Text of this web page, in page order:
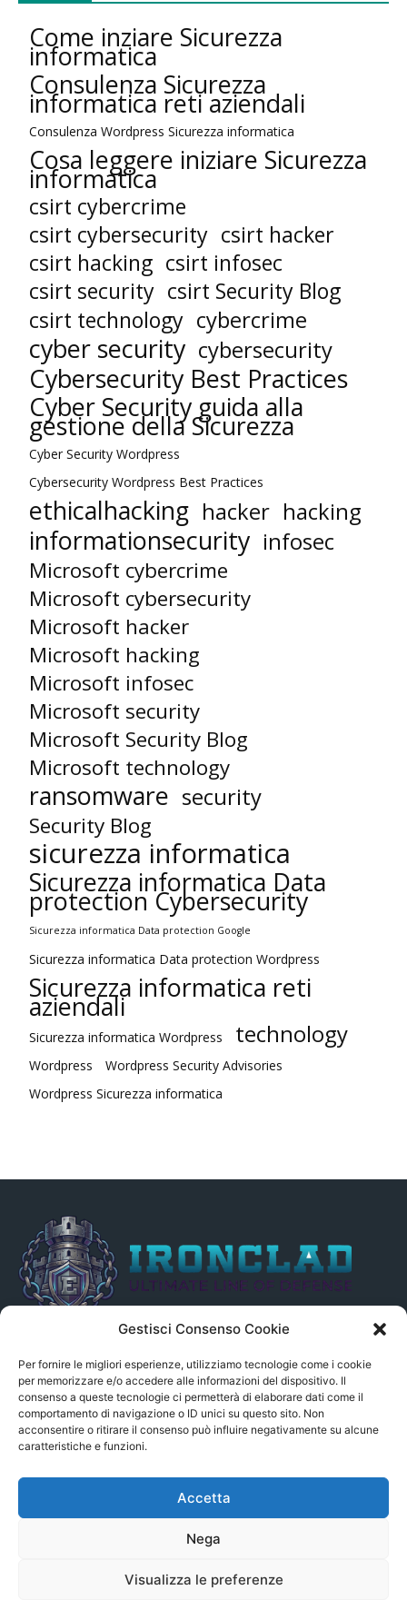
Gestisci Consenso Cookie
Per fornire le migliori esperienze, utilizziamo tecnologie come i cookie
per memorizzare e/o accedere alle informazioni del dispositivo. Il
consenso a queste tecnologie ci permetterà di elaborare dati come il
comportamento di navigazione o ID unici su questo sito. Non
acconsentire o ritirare il consenso può influire negativamente su alcune
caratteristiche e funzioni.
Accetta
Nega
Visualizza le preferenze
Come inziare Sicurezza
informatica
Consulenza Sicurezza
informatica reti aziendali
Consulenza Wordpress Sicurezza informatica
Cosa leggere iniziare Sicurezza
informatica
csirt cybercrime
csirt cybersecurity csirt hacker
csirt hacking csirt infosec
csirt security csirt Security Blog
csirt technology cybercrime
cyber security cybersecurity
Cybersecurity Best Practices
Cyber Security guida alla
gestione della Sicurezza
Cyber Security Wordpress
Cybersecurity Wordpress Best Practices
ethicalhacking hacker hacking
informationsecurity infosec
Microsoft cybercrime
Microsoft cybersecurity
Microsoft hacker
Microsoft hacking
Microsoft infosec
Microsoft security
Microsoft Security Blog
Microsoft technology
ransomware security
Security Blog
sicurezza informatica
Sicurezza informatica Data
protection Cybersecurity
Sicurezza informatica Data protection Google
Sicurezza informatica Data protection Wordpress
Sicurezza informatica reti
aziendali
Sicurezza informatica Wordpress technology
Wordpress
Wordpress Security Advisories
Wordpress Sicurezza informatica
indirettamente, alle Fonti delle notizie segnalate né può essere
ritenuto responsabile ad alcun titolo dei loro contenuti. Si precisa
altresì che le notizie segnalate dall’aggregatore NON sono da
intendersi in alcun modo di proprietà del sito GenSys.it, ad
eccezione degli articoli e dei documenti pubblicati nel blog.
© Copyright 2022 - Serverbay.it - Eteon.it